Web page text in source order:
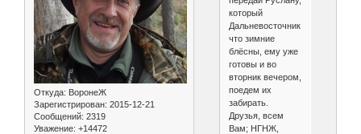
Откуда: ВоронеЖ
Зарегистрирован: 2015-12-21
Сообщений: 2319
Уважение: +14472
который
Дальневосточник,
что зимние
блёсны, ему уже
готовы и во
вторник вечером,
поедем их
забирать.
Друзья, всем
Вам; НГНЖ,